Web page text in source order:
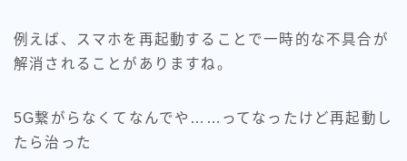
例えば、スマホを再起動することで一時的な不具合が
解消されることがありますね。
5G繋がらなくてなんでや……ってなったけど再起動し
たら治った